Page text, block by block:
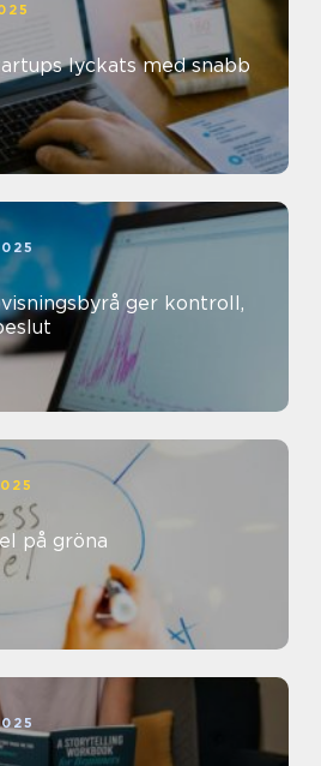
lyckats med snabb
ger kontroll,
på gröna